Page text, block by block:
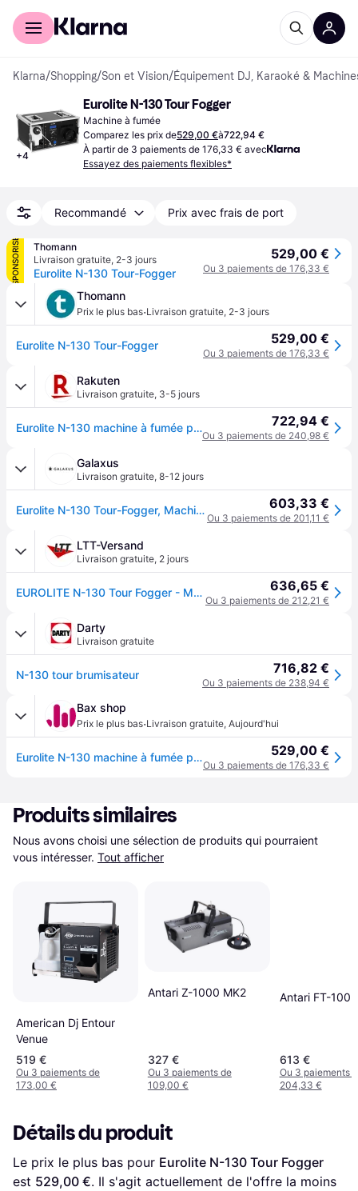
Acheter avec Klarna
Klarna/Shopping/Son et Vision/Équipement DJ, Karaoké &
+4
Eurolite N-130 Tour Fogger
Machine à fumée
Comparez les prix de529,00 €à722,94 €
À partir de 3 paiements de 176,33 € avec
Essayez des paiements flexibles*
Recommandé Prix avec frais de port
SPONSORISÉ
Thomann
Livraison gratuite, 2-3 jours
Eurolite N-130 Tour-Fogger
529,00 €
Ou 3 paiements de 176,33 €
Thomann
Prix le plus bas·Livraison gratuite, 2-3 jours
Eurolite N-130 Tour-Fogger 529,00 €
Ou 3 paiements de 176,33 €
Rakuten
Livraison gratuite, 3-5 jours
Eurolite N-130 machine à fumée pour tournée 722,94 €
Ou 3 paiements de 240,98 €
Galaxus
Livraison gratuite, 8-12 jours
Eurolite N-130 Tour-Fogger, Machine à fumée 603,33 €
Ou 3 paiements de 201,11 €
LTT-Versand
Livraison gratuite, 2 jours
EUROLITE N-130 Tour Fogger - Machines à brouillard 636,65 €
Ou 3 paiements de 212,21 €
Darty
Livraison gratuite
N-130 tour brumisateur 716,82 €
Ou 3 paiements de 238,94 €
Bax shop
Prix le plus bas·Livraison gratuite, Aujourd'hui
Eurolite N-130 machine à fumée pour tournée 529,00 €
Ou 3 paiements de 176,33 €
Produits similaires
Nous avons choisi une sélection de produits qui pourraient
vous intéresser. Tout afficher
American Dj Entour
Venue
519 €
Ou 3 paiements de
173,00 €
Antari Z-1000 MK2
327 €
Ou 3 paiements de
109,00 €
Antari FT-100
613 €
Ou 3 paiements
204,33 €
Détails du produit
Le prix le plus bas pour Eurolite N-130 Tour Fogger
est 529,00 €. Il s'agit actuellement de l'offre la moins